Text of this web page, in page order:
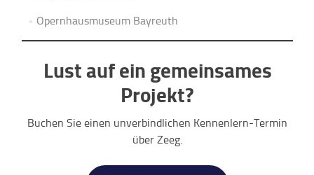
Opernhausmuseum Bayreuth
Lust auf ein gemeinsames
Projekt?
Buchen Sie einen unverbindlichen Kennenlern-Termin
über Zeeg.